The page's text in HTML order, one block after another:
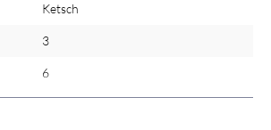
Ketsch
3
6